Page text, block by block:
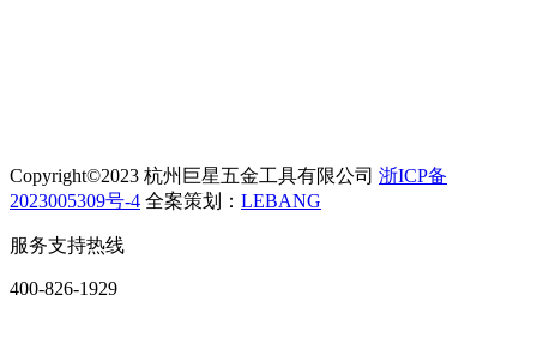
Copyright©2023 杭州巨星五金工具有限公司 浙ICP备
2023005309号-4 全案策划： LEBANG
服务支持热线
400-826-1929